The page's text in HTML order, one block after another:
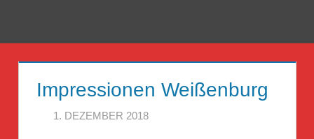
Guckloch
Impressionen Weißenburg
1. DEZEMBER 2018